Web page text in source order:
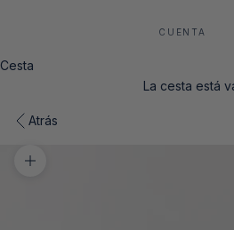
CUENTA
Cesta
La cesta está
Atrás
Zoom